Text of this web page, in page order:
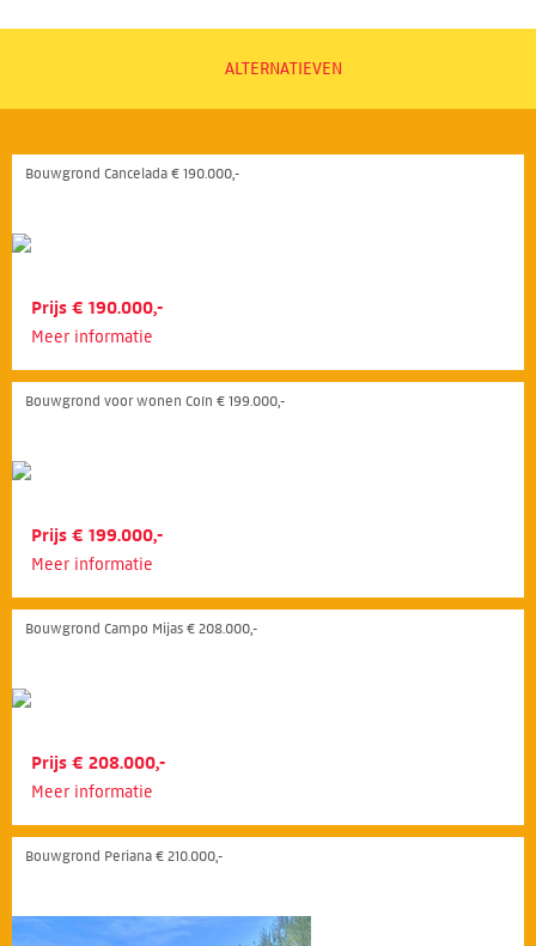
ALTERNATIEVEN
Bouwgrond Cancelada € 190.000,-
Prijs € 190.000,-
Meer informatie
Bouwgrond voor wonen Coín € 199.000,-
Prijs € 199.000,-
Meer informatie
Bouwgrond Campo Mijas € 208.000,-
Prijs € 208.000,-
Meer informatie
Bouwgrond Periana € 210.000,-